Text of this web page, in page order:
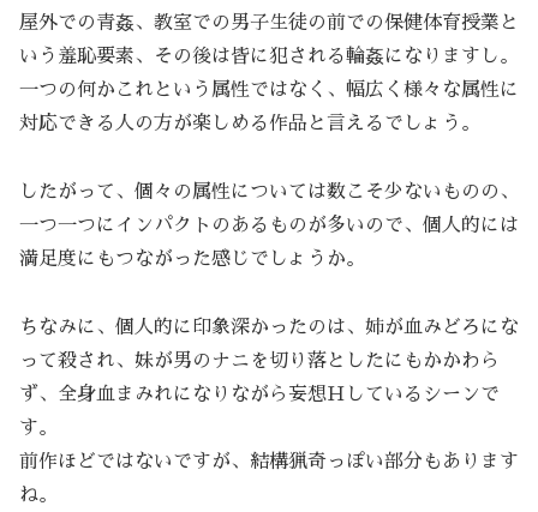
屋外での青姦、教室での男子生徒の前での保健体育授業と
いう羞恥要素、その後は皆に犯される輪姦になりますし。
一つの何かこれという属性ではなく、幅広く様々な属性に
対応できる人の方が楽しめる作品と言えるでしょう。
したがって、個々の属性については数こそ少ないものの、
一つ一つにインパクトのあるものが多いので、個人的には
満足度にもつながった感じでしょうか。
ちなみに、個人的に印象深かったのは、姉が血みどろにな
って殺され、妹が男のナニを切り落としたにもかかわら
ず、全身血まみれになりながら妄想Ｈしているシーンで
す。
前作ほどではないですが、結構猟奇っぽい部分もあります
ね。